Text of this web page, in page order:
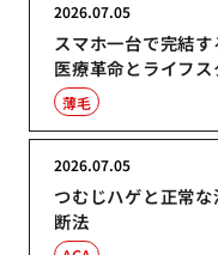
スマホ一台で完結
医療革命とライフ
2026.07.05
薄毛
つむじハゲと正常
断法
2026.07.05